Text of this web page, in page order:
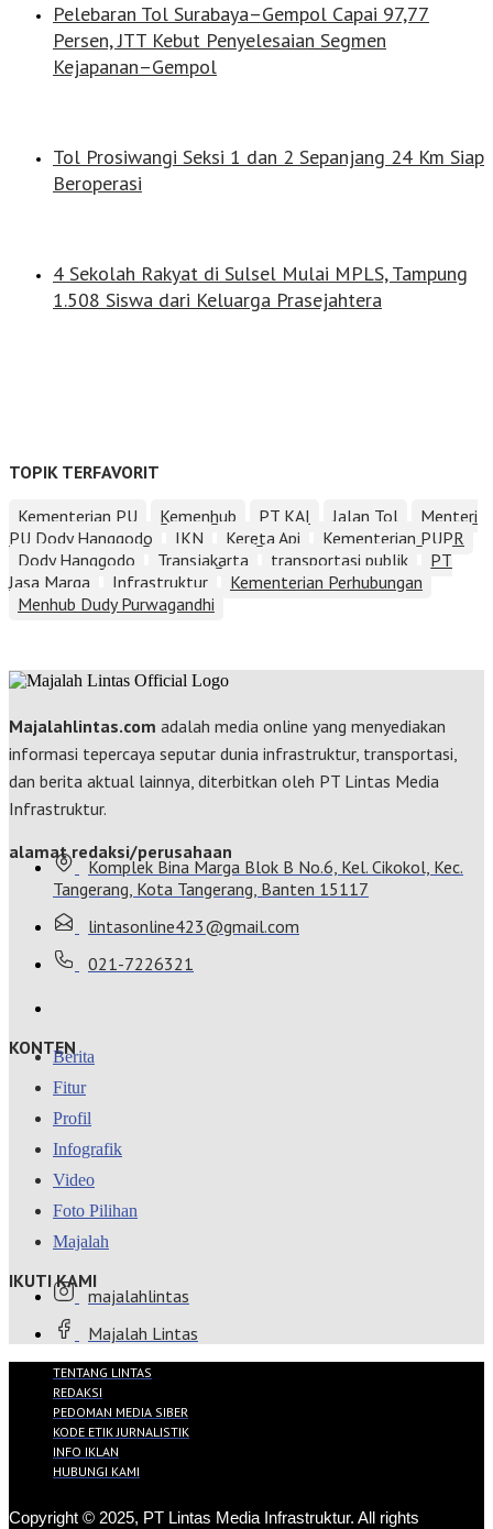
Pelebaran Tol Surabaya–Gempol Capai 97,77
Persen, JTT Kebut Penyelesaian Segmen
Kejapanan–Gempol
Tol Prosiwangi Seksi 1 dan 2 Sepanjang 24 Km Siap
Beroperasi
4 Sekolah Rakyat di Sulsel Mulai MPLS, Tampung
1.508 Siswa dari Keluarga Prasejahtera
TOPIK TERFAVORIT
Kementerian PU
Kemenhub PT KAI Jalan Tol
Menteri
PU Dody Hanggodo
IKN Kereta Api
Kementerian PUPR
Dody Hanggodo
Transjakarta transportasi publik
PT
Jasa Marga
Infrastruktur
Kementerian Perhubungan
Menhub Dudy Purwagandhi
Majalahlintas.com adalah media online yang menyediakan
informasi tepercaya seputar dunia infrastruktur, transportasi,
dan berita aktual lainnya, diterbitkan oleh PT Lintas Media
Infrastruktur.
alamat redaksi/perusahaan
Komplek Bina Marga Blok B No.6, Kel. Cikokol, Kec.
Tangerang, Kota Tangerang, Banten 15117
lintasonline423@gmail.com
021-7226321
KONTENBerita
Fitur
Profil
Infografik
Video
Foto Pilihan
Majalah
IKUTI KAMI
majalahlintas
Majalah Lintas
TENTANG LINTAS
REDAKSI
PEDOMAN MEDIA SIBER
KODE ETIK JURNALISTIK
INFO IKLAN
HUBUNGI KAMI
Copyright © 2025, PT Lintas Media Infrastruktur. All rights